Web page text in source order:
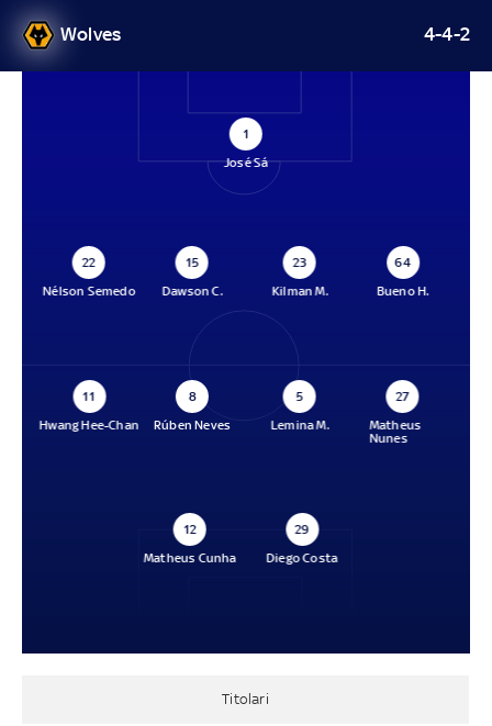
Wolves 4-4-2
1
José Sá
22
Nélson Semedo
15
Dawson C.
23
Kilman M.
64
Bueno H.
11
Hwang Hee-Chan
8
Rúben Neves
5
Lemina M.
27
Matheus
Nunes
12
Matheus Cunha
29
Diego Costa
Titolari